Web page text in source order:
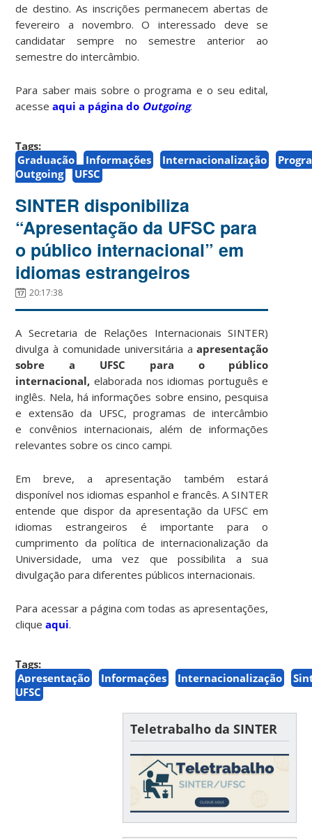
de destino. As inscrições permanecem abertas de
fevereiro a novembro. O interessado deve se
candidatar sempre no semestre anterior ao
semestre do intercâmbio.
Para saber mais sobre o programa e o seu edital,
acesseaqui a página do Outgoing.
Tags:
Graduação
Informações Internacionalização
Outgoing
UFSC
SINTER disponibiliza
“Apresentação da UFSC para
o público internacional” em
idiomas estrangeiros
20:17:38
A Secretaria de Relações Internacionais SINTER)
divulga à comunidade universitária aapresentação
sobre a UFSC para o público
internacional, elaborada nos idiomas português e
inglês. Nela, há informações sobre ensino, pesquisa
e extensão da UFSC, programas de intercâmbio
e convênios internacionais, além de informações
relevantes sobre os cinco campi.
Em breve, a apresentação também estará
disponível nos idiomas espanhol e francês. A SINTER
entende que dispor da apresentação da UFSC em
idiomas estrangeiros é importante para o
cumprimento da política de internacionalização da
Universidade, uma vez que possibilita a sua
divulgação para diferentes públicos internacionais.
Para acessar a página com todas as apresentações,
cliqueaqui.
Tags:
Apresentação
Informações Internacionalização
UFSC
Teletrabalho da SINTER